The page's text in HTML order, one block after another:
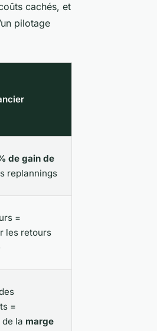
cachés, et
pilotage
de gain de
replannings
=
les retours
=
la marge